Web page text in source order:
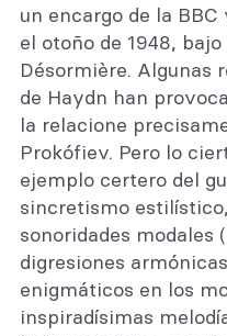
un encargo de la
el otoño de 1948,
Désormière. Algunas
de Haydn han
la relacione
Prokófiev. Pero lo
ejemplo certero del
sincretismo
sonoridades modales
digresiones
enigmáticos en los
inspiradísimas